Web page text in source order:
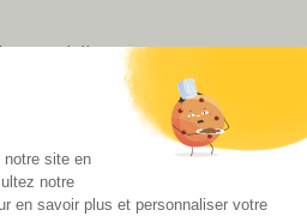
newsletters que vous avez
PARTENAIRES